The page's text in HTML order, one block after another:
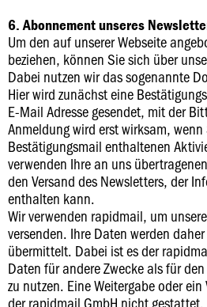
6. Abonnement unseres
Um den auf unserer Webseite
beziehen, können Sie sich über
Dabei nutzen wir das sogenannte
Hier wird zunächst eine
E-Mail Adresse gesendet, mit der
Anmeldung wird erst wirksam,
Bestätigungsmail enthaltenen
verwenden Ihre an uns
den Versand des Newsletters, der
enthalten kann.
Wir verwenden rapidmail, um
versenden. Ihre Daten werden
übermittelt. Dabei ist es der
Daten für andere Zwecke als für
zu nutzen. Eine Weitergabe oder
der rapidmail GmbH nicht